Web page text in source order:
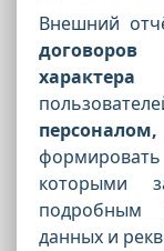
Внешний
характера
которыми
подробным
данных и